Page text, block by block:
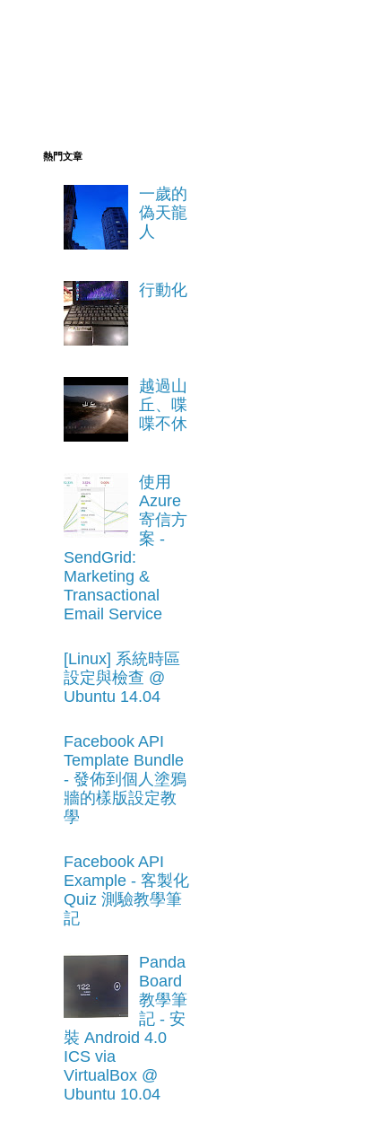
熱門文章
一歲的
偽天龍
人
行動化
越過山
丘、喋
喋不休
使用
Azure
寄信方
案 -
SendGrid:
Marketing &
Transactional
Email Service
[Linux] 系統時區
設定與檢查 @
Ubuntu 14.04
Facebook API
Template Bundle
- 發佈到個人塗鴉
牆的樣版設定教
學
Facebook API
Example - 客製化
Quiz 測驗教學筆
記
Panda
Board
教學筆
記 - 安
裝 Android 4.0
ICS via
VirtualBox @
Ubuntu 10.04